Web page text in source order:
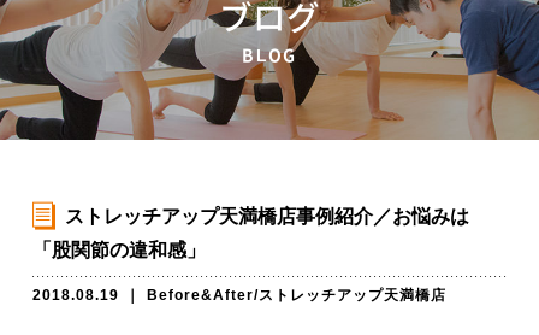
ブログ
BLOG
ストレッチアップ天満橋店事例紹介／お悩みは
「股関節の違和感」
2018.08.19 Before&After/ストレッチアップ天満橋店